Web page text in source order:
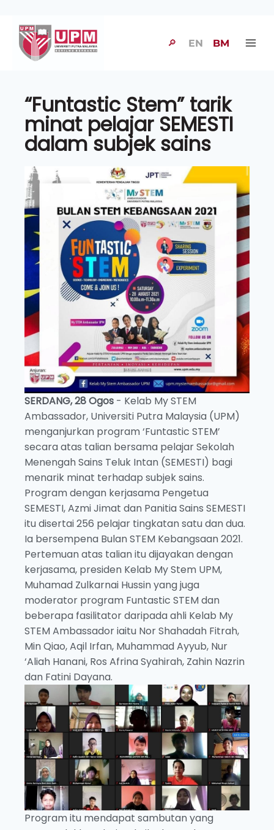
🔎 EN BM
“Funtastic Stem” tarik
minat pelajar SEMESTI
dalam subjek sains
SERDANG, 28 Ogos - Kelab My STEM
Ambassador, Universiti Putra Malaysia (UPM)
menganjurkan program ‘Funtastic STEM’
secara atas talian bersama pelajar Sekolah
Menengah Sains Teluk Intan (SEMESTI) bagi
menarik minat terhadap subjek sains.
Program dengan kerjasama Pengetua
SEMESTI, Azmi Jimat dan Panitia Sains SEMESTI
itu disertai 256 pelajar tingkatan satu dan dua.
Ia bersempena Bulan STEM Kebangsaan 2021.
Pertemuan atas talian itu dijayakan dengan
kerjasama, presiden Kelab My Stem UPM,
Muhamad Zulkarnai Hussin yang juga
moderator program Funtastic STEM dan
beberapa fasilitator daripada ahli Kelab My
STEM Ambassador iaitu Nor Shahadah Fitrah,
Min Qiao, Aqil Irfan, Muhammad Ayyub, Nur
‘Aliah Hanani, Ros Afrina Syahirah, Zahin Nazrin
dan Fatini Dayana.
Program itu mendapat sambutan yang